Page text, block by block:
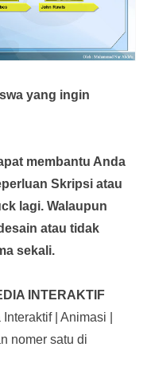
yang ingin
membantu Anda
Skripsi atau
lagi. Walaupun
atau tidak
sekali.
INTERAKTIF
| Animasi |
nomer satu di